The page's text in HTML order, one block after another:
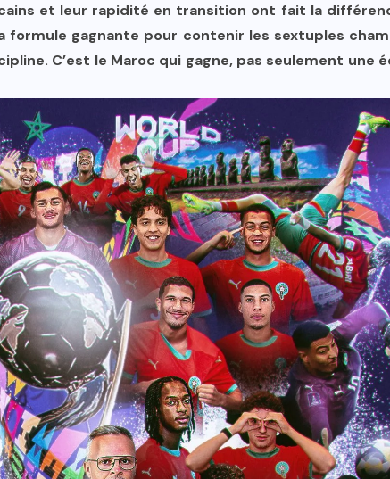
et leur rapidité en transition ont fait la
formule gagnante pour contenir les sextuples
C’est le Maroc qui gagne, pas seulement une